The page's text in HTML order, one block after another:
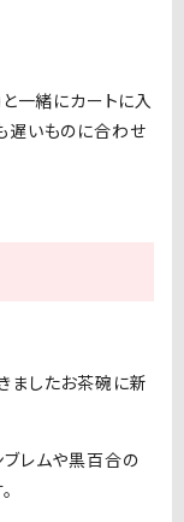
一緒にカートに入
遅いものに合わせ
ましたお茶碗に新
レムや黒百合の